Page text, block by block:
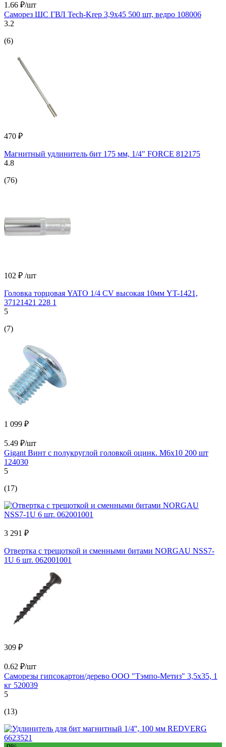
1.66 ₽/шт
Саморез ШС ГВЛ Tech-Krep 3,9х45 500 шт, ведро 108006
3.2
(6)
470 ₽
Магнитный удлинитель бит 175 мм, 1/4" FORCE 812175
4.8
(76)
102 ₽ /шт
Головка торцовая YATO 1/4 CV высокая 10мм YT-1421,
37121421 228 1
5
(7)
1 099 ₽
5.49 ₽/шт
Gigant Винт с полукруглой головкой оцинк. М6x10 200 шт
124030
5
(17)
3 291 ₽
Отвертка с трещоткой и сменными битами NORGAU NSS7-
1U 6 шт. 062001001
309 ₽
0.62 ₽/шт
Саморезы гипсокартон/дерево ООО "Тэмпо-Метиз" 3,5х35, 1
кг 520039
5
(13)